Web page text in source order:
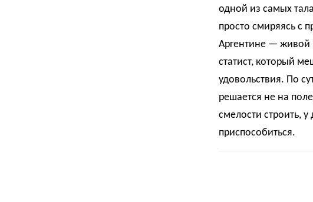
одной из самых
просто смиряясь с
Аргентине — живой
статист, который
удовольствия. По
решается не на
смелости строить,
приспособиться.